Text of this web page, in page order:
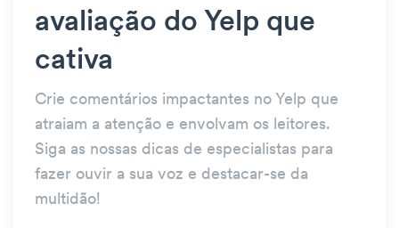
avaliação do Yelp que
cativa
Crie comentários impactantes no Yelp que
atraiam a atenção e envolvam os leitores.
Siga as nossas dicas de especialistas para
fazer ouvir a sua voz e destacar-se da
multidão!